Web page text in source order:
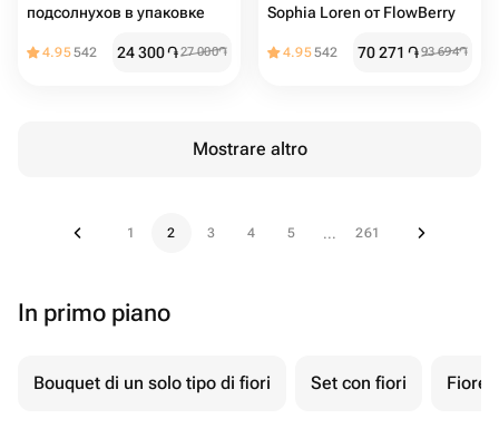
подсолнухов в упаковке
4.95542 24 300֏27 000֏
Sophia Loren от FlowBerry
4.95542 70 271 ֏93 694֏
Mostrare altro
1 2 3 4 5 ... 261
In primo piano
Bouquet di un solo tipo di fiori Set con fiori Fiore